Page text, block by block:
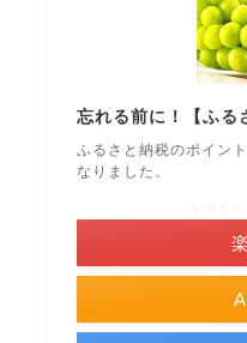
忘れる前に！【ふる
ふるさと納税のポイン
なりました。